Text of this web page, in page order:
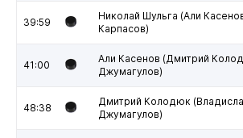
39:59
Николай Шульга (Али
Карпасов)
41:00
Али Касенов (Дмитрий
Джумагулов)
48:38
Дмитрий Колодюк
Джумагулов)